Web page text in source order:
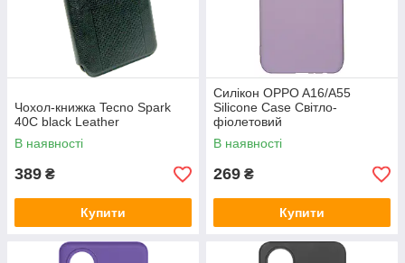
Чохол-книжка Tecno Spark
40C black Leather
В наявності
389 ₴
Купити
Силікон OPPO A16/A55
Silicone Case Світло-
фіолетовий
В наявності
269 ₴
Купити